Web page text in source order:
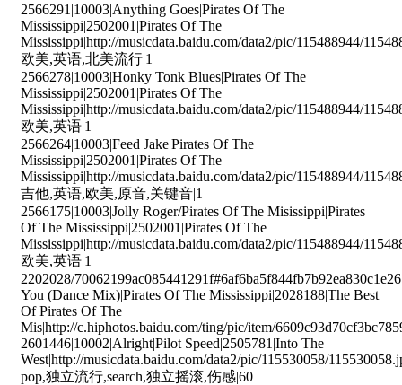
2566291|10003|Anything Goes|Pirates Of The
Mississippi|2502001|Pirates Of The
Mississippi|http://musicdata.baidu.com/data2/pic/115488944/
欧美,英语,北美流行|1
2566278|10003|Honky Tonk Blues|Pirates Of The
Mississippi|2502001|Pirates Of The
Mississippi|http://musicdata.baidu.com/data2/pic/115488944/
欧美,英语|1
2566264|10003|Feed Jake|Pirates Of The
Mississippi|2502001|Pirates Of The
Mississippi|http://musicdata.baidu.com/data2/pic/115488944/
吉他,英语,欧美,原音,关键音|1
2566175|10003|Jolly Roger/Pirates Of The Misissippi|Pirates
Of The Mississippi|2502001|Pirates Of The
Mississippi|http://musicdata.baidu.com/data2/pic/115488944/
欧美,英语|1
2202028/
You (Dance Mix)|Pirates Of The Mississippi|2028188|The Best
Of Pirates Of The
Mis|http://c.hiphotos.baidu.com/ting/pic/item/
2601446|10002|Alright|Pilot Speed|2505781|Into The
West|http://musicdata.baidu.com/data2/pic/115530058/
pop,独立流行,search,独立摇滚,伤感|60